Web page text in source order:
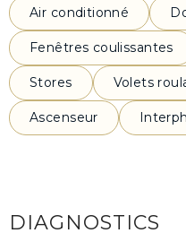
Air conditionné
Fenêtres coulissantes
Stores Volets
Ascenseur
DIAGNOSTICS